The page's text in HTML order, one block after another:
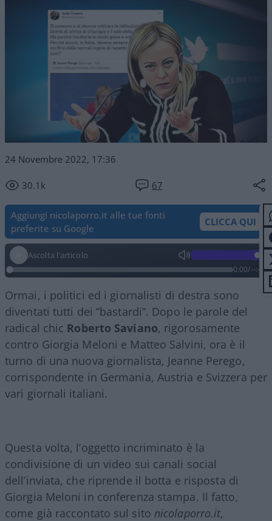
24 Novembre 2022, 17:36
30.1k 67
Aggiungi nicolaporro.it alle tue fonti
preferite su Google
CLICCA QUI
Ascolta l'articolo
0:00/--:--
Ormai, i politici ed i giornalisti di destra sono
diventati tutti dei “bastardi”. Dopo le parole del
radical chic Roberto Saviano, rigorosamente
contro Giorgia Meloni e Matteo Salvini, ora è il
turno di una nuova giornalista, Jeanne Perego,
corrispondente in Germania, Austria e Svizzera per
vari giornali italiani.
Questa volta, l’oggetto incriminato è la
condivisione di un video sui canali social
dell’inviata, che riprende il botta e risposta di
Giorgia Meloni in conferenza stampa. Il fatto,
come già raccontato sul sito nicolaporro.it,